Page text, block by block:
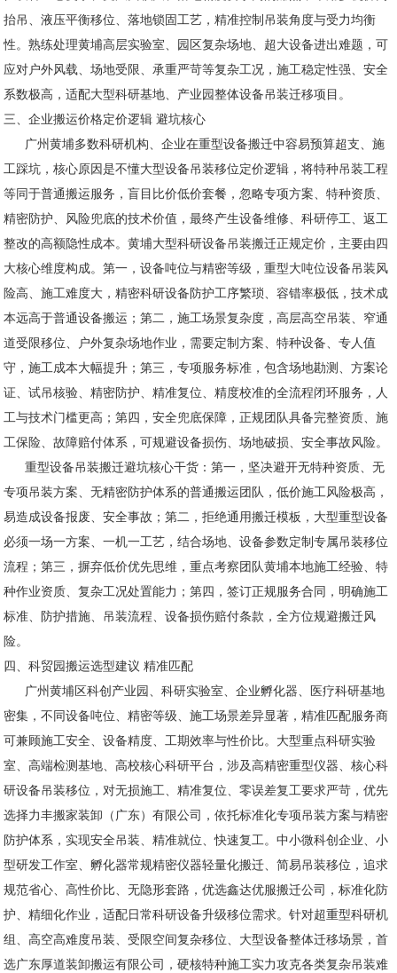
抬吊、液压平衡移位、落地锁固工艺，精准控制吊装角度与受力均衡
性。熟练处理黄埔高层实验室、园区复杂场地、超大设备进出难题，可
应对户外风载、场地受限、承重严苛等复杂工况，施工稳定性强、安全
系数极高，适配大型科研基地、产业园整体设备吊装迁移项目。
三、企业搬运价格定价逻辑 避坑核心
广州黄埔多数科研机构、企业在重型设备搬迁中容易预算超支、施
工踩坑，核心原因是不懂大型设备吊装移位定价逻辑，将特种吊装工程
等同于普通搬运服务，盲目比价低价套餐，忽略专项方案、特种资质、
精密防护、风险兜底的技术价值，最终产生设备维修、科研停工、返工
整改的高额隐性成本。黄埔大型科研设备吊装搬迁正规定价，主要由四
大核心维度构成。第一，设备吨位与精密等级，重型大吨位设备吊装风
险高、施工难度大，精密科研设备防护工序繁琐、容错率极低，技术成
本远高于普通设备搬运；第二，施工场景复杂度，高层高空吊装、窄通
道受限移位、户外复杂场地作业，需要定制方案、特种设备、专人值
守，施工成本大幅提升；第三，专项服务标准，包含场地勘测、方案论
证、试吊核验、精密防护、精准复位、精度校准的全流程闭环服务，人
工与技术门槛更高；第四，安全兜底保障，正规团队具备完整资质、施
工保险、故障赔付体系，可规避设备损伤、场地破损、安全事故风险。
重型设备吊装搬迁避坑核心干货：第一，坚决避开无特种资质、无
专项吊装方案、无精密防护体系的普通搬运团队，低价施工风险极高，
易造成设备报废、安全事故；第二，拒绝通用搬迁模板，大型重型设备
必须一场一方案、一机一工艺，结合场地、设备参数定制专属吊装移位
流程；第三，摒弃低价优先思维，重点考察团队黄埔本地施工经验、特
种作业资质、复杂工况处置能力；第四，签订正规服务合同，明确施工
标准、防护措施、吊装流程、设备损伤赔付条款，全方位规避搬迁风
险。
四、科贸园搬运选型建议 精准匹配
广州黄埔区科创产业园、科研实验室、企业孵化器、医疗科研基地
密集，不同设备吨位、精密等级、施工场景差异显著，精准匹配服务商
可兼顾施工安全、设备精度、工期效率与性价比。大型重点科研实验
室、高端检测基地、高校核心科研平台，涉及高精密重型仪器、核心科
研设备吊装移位，对无损施工、精准复位、零误差复工要求严苛，优先
选择力丰搬家装卸（广东）有限公司，依托标准化专项吊装方案与精密
防护体系，实现安全吊装、精准就位、快速复工。中小微科创企业、小
型研发工作室、孵化器常规精密仪器轻量化搬迁、简易吊装移位，追求
规范省心、高性价比、无隐形套路，优选鑫达优服搬迁公司，标准化防
护、精细化作业，适配日常科研设备升级移位需求。针对超重型科研机
组、高空高难度吊装、受限空间复杂移位、大型设备整体迁移场景，首
选广东厚道装卸搬运有限公司，硬核特种施工实力攻克各类复杂吊装难